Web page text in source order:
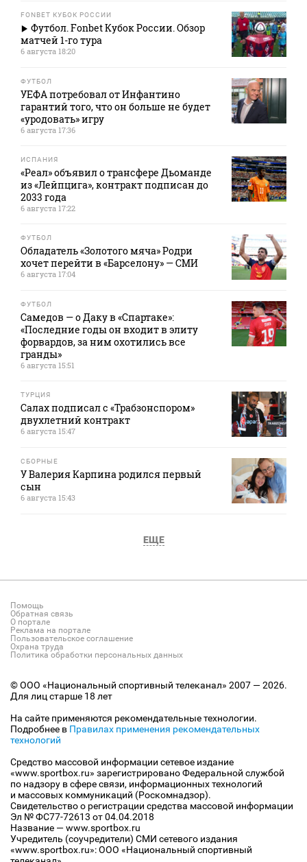
FONBET КУБОК РОССИИ
Футбол. Fonbet Кубок России. Обзор
матчей 1-го тура
6 августа 18:20
ФУТБОЛ
УЕФА потребовал от Инфантино
гарантий того, что он больше не будет
«уродовать» игру
6 августа 17:36
ИСПАНИЯ
«Реал» объявил о трансфере Дьоманде
из «Лейпцига», контракт подписан до
2033 года
6 августа 17:22
ФУТБОЛ
Обладатель «Золотого мяча» Родри
хочет перейти в «Барселону» — СМИ
6 августа 17:04
ФУТБОЛ
Самедов — о Даку в «Спартаке»:
«Последние годы он входит в элиту
форвардов, за ним охотились все
гранды»
6 августа 15:51
ТУРЦИЯ
Салах подписал с «Трабзонспором»
двухлетний контракт
6 августа 15:47
СБОРНЫЕ
У Валерия Карпина родился первый
сын
6 августа 15:43
ЕЩЕ
Помощь
Обратная связь
О портале
Реклама на портале
Пользовательское соглашение
Охрана труда
Политика обработки персональных данных
© ООО «Национальный спортивный телеканал» 2007 — 2026.
Для лиц старше 18 лет
На сайте применяются рекомендательные технологии.
Подробнее в Правилах применения рекомендательных
технологий
Средство массовой информации сетевое издание
«www.sportbox.ru» зарегистрировано Федеральной службой
по надзору в сфере связи, информационных технологий
и массовых коммуникаций (Роскомнадзор).
Свидетельство о регистрации средства массовой информации
Эл № ФС77-72613 от 04.04.2018
Название — www.sportbox.ru
Учредитель (соучредители) СМИ сетевого издания
«www.sportbox.ru»: ООО «Национальный спортивный